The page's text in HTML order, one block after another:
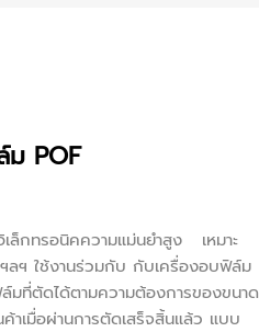
ม POF
กทรอนิคความแม่นยำสูง เหมาะ
ฯ ใช้งานร่วมกับ กับเครื่องอบฟิล์ม
ที่ตัดได้ตามความต้องการของขนาด
เมื่อผ่านการตัดเสร็จสิ้นแล้ว แบบ